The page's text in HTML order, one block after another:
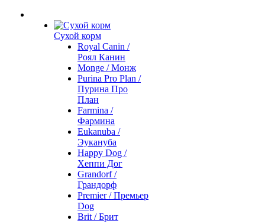
Сухой корм
Royal Canin /
Роял Канин
Monge / Монж
Purina Pro Plan /
Пурина Про
План
Farmina /
Фармина
Eukanuba /
Эукануба
Happy Dog /
Хеппи Дог
Grandorf /
Грандорф
Premier / Премьер
Dog
Brit / Брит